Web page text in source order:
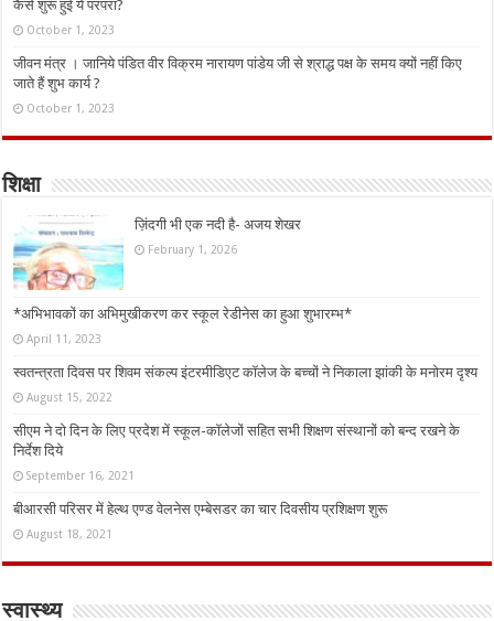
कैसे शुरू हुई ये परंपरा?
October 1, 2023
जीवन मंत्र । जानिये पंडित वीर विक्रम नारायण पांडेय जी से श्राद्ध पक्ष के समय क्यों नहीं किए
जाते हैं शुभ कार्य ?
October 1, 2023
शिक्षा
ज़िंदगी भी एक नदी है- अजय शेखर
February 1, 2026
*अभिभावकों का अभिमुखीकरण कर स्कूल रेडीनेस का हुआ शुभारम्भ*
April 11, 2023
स्वतन्त्रता दिवस पर शिवम संकल्प इंटरमीडिएट कॉलेज के बच्चों ने निकाला झांकी के मनोरम दृश्य
August 15, 2022
सीएम ने दो दिन के लिए प्रदेश में स्कूल-कॉलेजों सहित सभी शिक्षण संस्थानों को बन्द रखने के
निर्देश दिये
September 16, 2021
बीआरसी परिसर में हेल्थ एण्ड वेलनेस एम्बेसडर का चार दिवसीय प्रशिक्षण शुरू
August 18, 2021
स्वास्थ्य